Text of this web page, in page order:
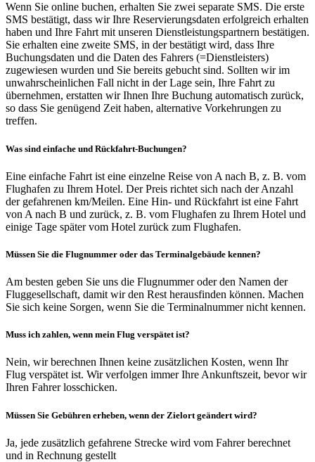
Wenn Sie online buchen, erhalten Sie zwei separate SMS. Die erste
SMS bestätigt, dass wir Ihre Reservierungsdaten erfolgreich erhalten
haben und Ihre Fahrt mit unseren Dienstleistungspartnern bestätigen.
Sie erhalten eine zweite SMS, in der bestätigt wird, dass Ihre
Buchungsdaten und die Daten des Fahrers (=Dienstleisters)
zugewiesen wurden und Sie bereits gebucht sind. Sollten wir im
unwahrscheinlichen Fall nicht in der Lage sein, Ihre Fahrt zu
übernehmen, erstatten wir Ihnen Ihre Buchung automatisch zurück,
so dass Sie genügend Zeit haben, alternative Vorkehrungen zu
treffen.
Was sind einfache und Rückfahrt-Buchungen?
Eine einfache Fahrt ist eine einzelne Reise von A nach B, z. B. vom
Flughafen zu Ihrem Hotel. Der Preis richtet sich nach der Anzahl
der gefahrenen km/Meilen. Eine Hin- und Rückfahrt ist eine Fahrt
von A nach B und zurück, z. B. vom Flughafen zu Ihrem Hotel und
einige Tage später vom Hotel zurück zum Flughafen.
Müssen Sie die Flugnummer oder das Terminalgebäude kennen?
Am besten geben Sie uns die Flugnummer oder den Namen der
Fluggesellschaft, damit wir den Rest herausfinden können. Machen
Sie sich keine Sorgen, wenn Sie die Terminalnummer nicht kennen.
Muss ich zahlen, wenn mein Flug verspätet ist?
Nein, wir berechnen Ihnen keine zusätzlichen Kosten, wenn Ihr
Flug verspätet ist. Wir verfolgen immer Ihre Ankunftszeit, bevor wir
Ihren Fahrer losschicken.
Müssen Sie Gebühren erheben, wenn der Zielort geändert wird?
Ja, jede zusätzlich gefahrene Strecke wird vom Fahrer berechnet
und in Rechnung gestellt